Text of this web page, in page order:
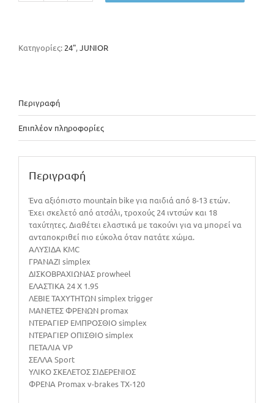
Κατηγορίες: 24",JUNIOR
Περιγραφή
Επιπλέον πληροφορίες
Περιγραφή
Ένα αξιόπιστο mountain bike για παιδιά από 8-13 ετών.
Έχει σκελετό από ατσάλι, τροχούς 24 ιντσών και 18
ταχύτητες. Διαθέτει ελαστικά με τακούνι για να μπορεί να
ανταποκριθεί πιο εύκολα όταν πατάτε χώμα.
ΑΛΥΣΙΔΑ KMC
ΓΡΑΝΑΖΙ simplex
ΔΙΣΚΟΒΡΑΧΙΩΝΑΣ prowheel
ΕΛΑΣΤΙΚΑ 24 X 1.95
ΛΕΒΙΕ ΤΑΧΥΤΗΤΩΝ simplex trigger
ΜΑΝΕΤΕΣ ΦΡΕΝΩΝ promax
ΝΤΕΡΑΓΙΕΡ ΕΜΠΡΟΣΘΙΟ simplex
ΝΤΕΡΑΓΙΕΡ ΟΠΙΣΘΙΟ simplex
ΠΕΤΑΛΙΑ VP
ΣΕΛΛΑ Sport
ΥΛΙΚΟ ΣΚΕΛΕΤΟΣ ΣΙΔΕΡΕΝΙΟΣ
ΦΡΕΝΑ Promax v-brakes TX-120